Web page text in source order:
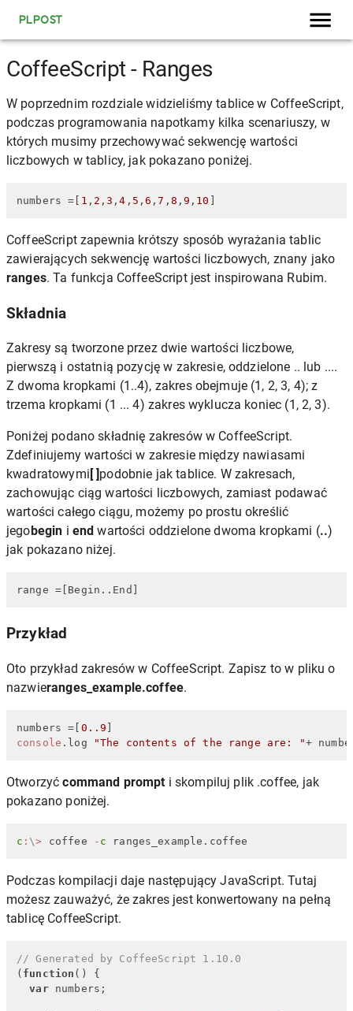
PLPOST
CoffeeScript - Ranges
W poprzednim rozdziale widzieliśmy tablice w CoffeeScript,
podczas programowania napotkamy kilka scenariuszy, w
których musimy przechowywać sekwencję wartości
liczbowych w tablicy, jak pokazano poniżej.
numbers =[ 1 , 2 ,3 ,4 , 5 ,6 ,7 , 8 ,9 , 10
CoffeeScript zapewnia krótszy sposób wyrażania tablic
zawierających sekwencję wartości liczbowych, znany jako
ranges. Ta funkcja CoffeeScript jest inspirowana Rubim.
Składnia
Zakresy są tworzone przez dwie wartości liczbowe,
pierwszą i ostatnią pozycję w zakresie, oddzielone .. lub ....
Z dwoma kropkami (1..4), zakres obejmuje (1, 2, 3, 4); z
trzema kropkami (1 ... 4) zakres wyklucza koniec (1, 2, 3).
Poniżej podano składnię zakresów w CoffeeScript.
Zdefiniujemy wartości w zakresie między nawiasami
kwadratowymi [ ]podobnie jak tablice. W zakresach,
zachowując ciąg wartości liczbowych, zamiast podawać
wartości całego ciągu, możemy po prostu określić
jego begin i end wartości oddzielone dwoma kropkami (..)
jak pokazano niżej.
range =[Begin..End]
Przykład
Oto przykład zakresów w CoffeeScript. Zapisz to w pliku o
nazwieranges_example.coffee.
numbers =[ 0. .9
console . log "The contents of the range are: "+
Otworzyćcommand prompt i skompiluj plik .coffee, jak
pokazano poniżej.
c : \> coffee - c ranges_example.coffee
Podczas kompilacji daje następujący JavaScript. Tutaj
możesz zauważyć, że zakres jest konwertowany na pełną
tablicę CoffeeScript.
// Generated by CoffeeScript 1.10.0
( function ( ) {
var numbers;